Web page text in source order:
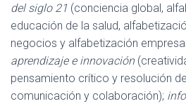
del siglo 21 (conciencia global,
educación de la salud,
negocios y alfabetización
aprendizaje e innovación
pensamiento crítico y resolución
comunicación y colaboración);